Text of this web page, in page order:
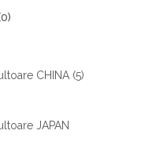
CHINA (5)
JAPAN